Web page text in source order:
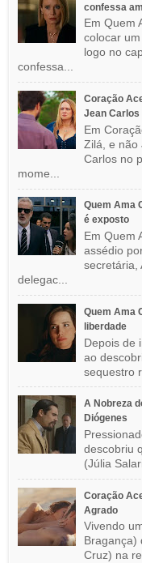
confessa
Em Quem
colocar
logo no
confessa...
Coração
Jean Carlos
Em
Zilá, e não
Carlos no
mome...
Quem Ama
é exposto
Em Quem
assédio
secretária,
delegac...
Quem Ama
liberdade
Depois de
ao
sequestro
A Nobreza
Diógenes
descobriu
(Júlia
Coração
Agrado
Vivendo
Bragança)
Cruz) na